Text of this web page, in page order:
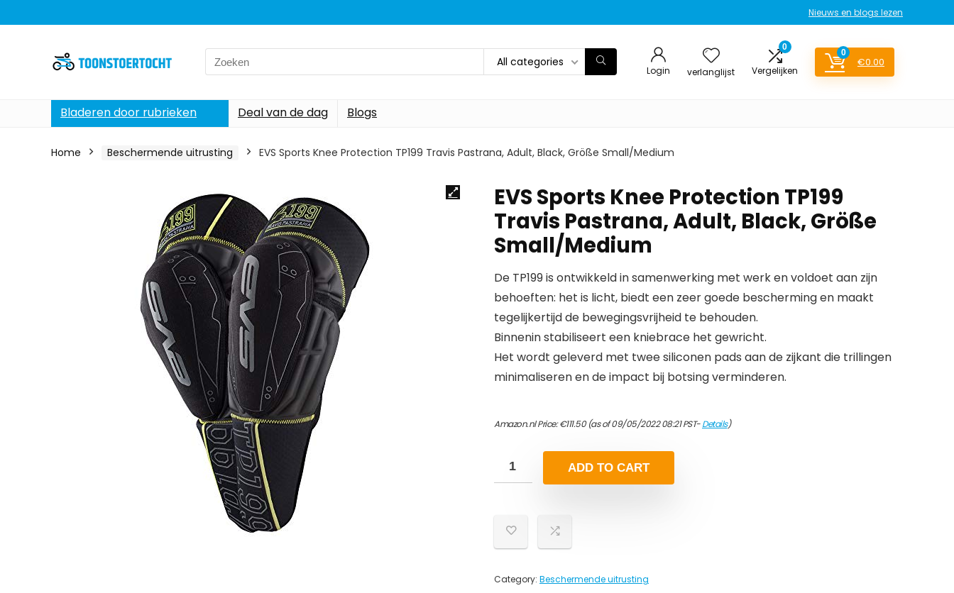
Nieuws en blogs lezen
Search
for:
All categories
Login verlanglijst
0
Vergelijken
0
€0.00
Bladeren door rubrieken Deal van de dag Blogs
Home Beschermende uitrusting EVS Sports Knee Protection TP199 Travis Pastrana, Adult, Black, Größe Small/Medium
EVS Sports Knee Protection TP199
Travis Pastrana, Adult, Black, Größe
Small/Medium
De TP199 is ontwikkeld in samenwerking met werk en voldoet aan zijn
behoeften: het is licht, biedt een zeer goede bescherming en maakt
tegelijkertijd de bewegingsvrijheid te behouden.
Binnenin stabiliseert een kniebrace het gewricht.
Het wordt geleverd met twee siliconen pads aan de zijkant die trillingen
minimaliseren en de impact bij botsing verminderen.
Amazon.nl Price:€111.50(as of 09/05/2022 08:21 PST-Details)
ADD TO CART
Category: Beschermende uitrusting